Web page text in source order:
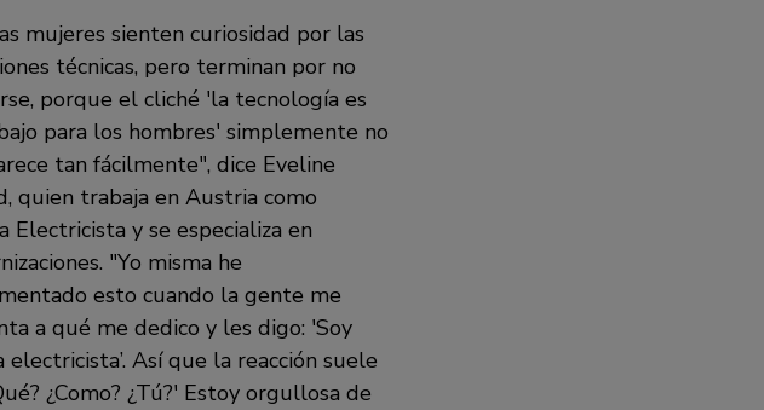
mujeres sienten curiosidad por las
técnicas, pero terminan por no
porque el cliché 'la tecnología es
para los hombres' simplemente no
tan fácilmente , dice Eveline
quien trabaja en Austria como
Electricista y se especializa en
Yo misma he
esto cuando la gente me
a qué me dedico y les digo: 'Soy
electricista’. Así que la reacción suele
¿Como? ¿Tú?' Estoy orgullosa de